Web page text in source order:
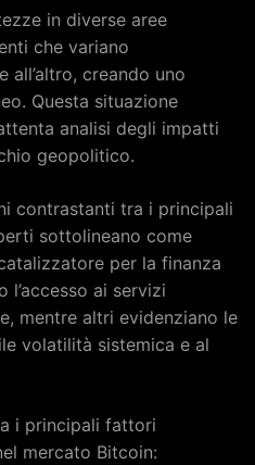
in diverse aree
che variano
all’altro, creando uno
Questa situazione
analisi degli impatti
geopolitico.
contrastanti tra i principali
sottolineano come
per la finanza
l’accesso ai servizi
mentre altri evidenziano le
volatilità sistemica e al
i principali fattori
mercato Bitcoin: